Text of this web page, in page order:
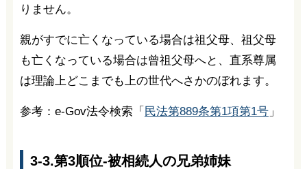
りません。
親がすでに亡くなっている場合は祖父母、祖父母
も亡くなっている場合は曾祖父母へと、直系尊属
は理論上どこまでも上の世代へさかのぼれます。
参考：e-Gov法令検索「 民法第889条第1項第1号」
3-3.第3順位-被相続人の兄弟姉妹